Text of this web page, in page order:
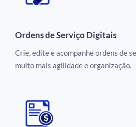
Ordens de Serviço Digitais
Crie, edite e acompanhe ordens de
muito mais agilidade e organização.